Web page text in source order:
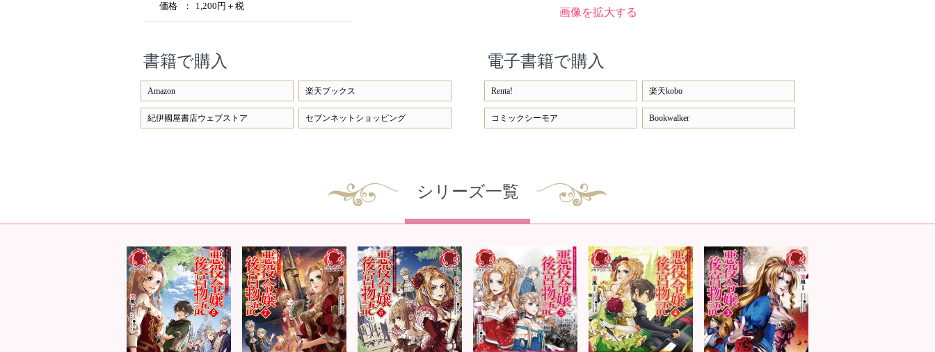
価格 ： 1,200円＋税
画像を拡大する
書籍で購入
Amazon 楽天ブックス
紀伊國屋書店ウェブストア セブンネットショッピング
電子書籍で購入
Renta! 楽天kobo
コミックシーモア Bookwalker
シリーズ一覧